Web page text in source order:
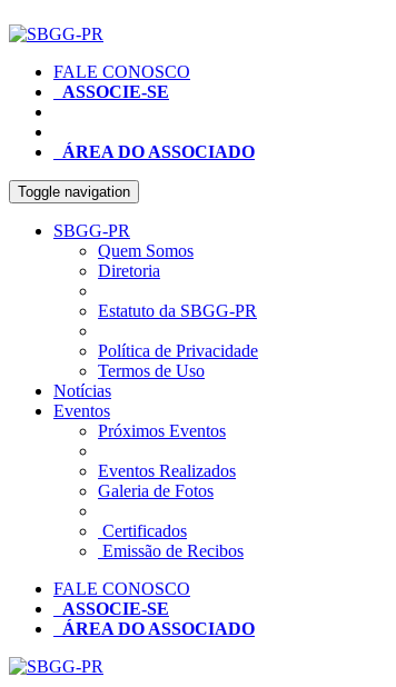
FALE CONOSCO
ASSOCIE-SE
ÁREA DO ASSOCIADO
Toggle navigation
SBGG-PR
Quem Somos
Diretoria
Estatuto da SBGG-PR
Política de Privacidade
Termos de Uso
Notícias
Eventos
Próximos Eventos
Eventos Realizados
Galeria de Fotos
Certificados
Emissão de Recibos
FALE CONOSCO
ASSOCIE-SE
ÁREA DO ASSOCIADO